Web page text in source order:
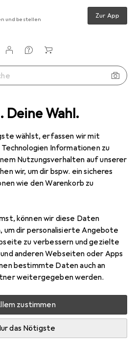
Deine Wahl.
wählst, erfassen wir mit
Technologien Informationen zu
Nutzungsverhalten auf unserer
wir, um dir bspw. ein sicheres
wie den Warenkorb zu
können wir diese Daten
um dir personalisierte Angebote
zu verbessern und gezielte
anderen Webseiten oder Apps
bestimmte Daten auch an
weitergegeben werden.
zustimmen
das Nötigste
und bestellen Zur App
Lustiger Regenschirm Regentage Löwe
4 Bilder
Regenschirm
und Do, 20.8. geliefert
beim Lieferanten